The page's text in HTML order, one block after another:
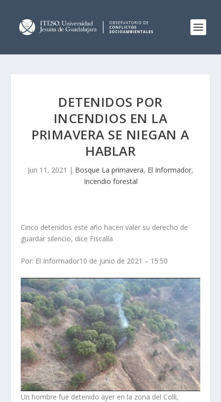
DETENIDOS POR
INCENDIOS EN LA
PRIMAVERA SE NIEGAN A
HABLAR
Jun 11, 2021 | Bosque La primavera, El Informador,
Incendio forestal
Cinco detenidos este año hacen valer su derecho de
guardar silencio, dice Fiscalía
Por: El Informador10 de junio de 2021 – 15:50
Un hombre fue detenido ayer en la zona del Colli,